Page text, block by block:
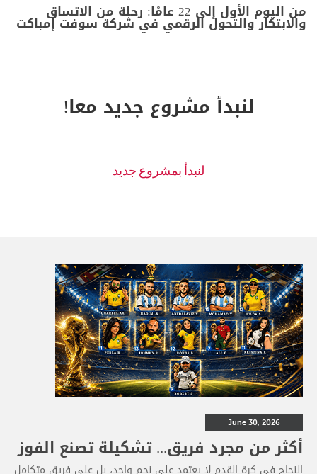
من اليوم الأول إلى 22 عامًا: رحلة من الاتساق
والابتكار والتحول الرقمي في شركة سوفت إمباكت
لنبدأ مشروع جديد معا!
June 30, 2026
أكثر من مجرد فريق... تشكيلة تصنع الفوز
النجاح في كرة القدم لا يعتمد على نجمٍ واحد، بل على فريقٍ متكامل